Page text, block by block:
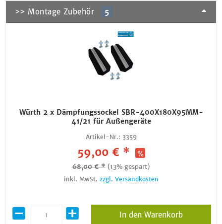
>> Montage Zubehör 5
Würth 2 x Dämpfungssockel SBR-400X180X95MM-
41/21 für Außengeräte
Artikel-Nr.: 3359
59,00 € *
68,00 € * (13% gespart)
inkl. MwSt. zzgl. Versandkosten
In den Warenkorb